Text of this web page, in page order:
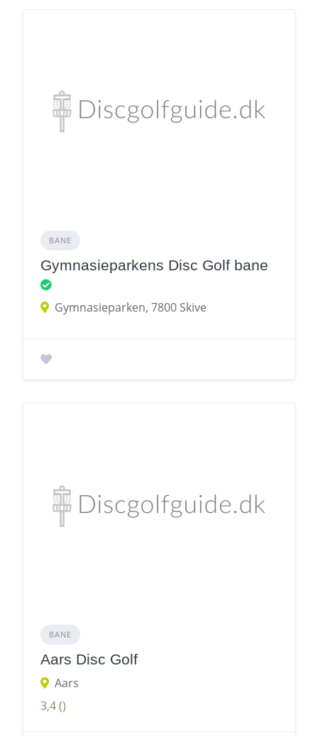
BANE
Gymnasieparkens Disc Golf bane
Gymnasieparken, 7800 Skive
BANE
Aars Disc Golf
Aars
3,4()